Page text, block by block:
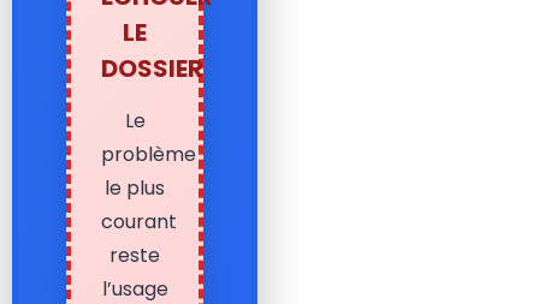
LE
DOSSIER
Le
problème
le plus
courant
reste
l’usage